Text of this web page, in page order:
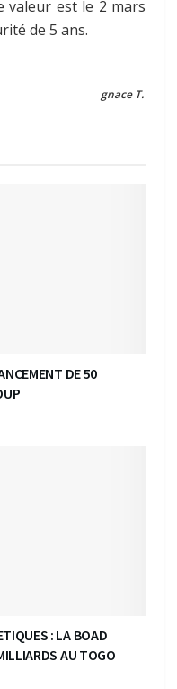
valeur est le 2 mars
de 5 ans.
gnace T.
DE 50
: LA BOAD
AU TOGO